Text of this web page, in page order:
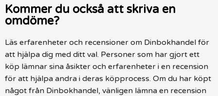
Kommer du också att skriva en
omdöme?
Läs erfarenheter och recensioner om Dinbokhandel för
att hjälpa dig med ditt val. Personer som har gjort ett
köp lämnar sina åsikter och erfarenheter i en recension
för att hjälpa andra i deras köpprocess. Om du har köpt
något från Dinbokhandel, vänligen lämna en recension